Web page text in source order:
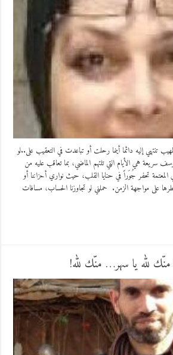
تنتهي إليه دائما أينما رحلت أو تباعدت في التعقيب على..لو
سريعة هي الأيام التي تلتهم الماضي، بما تعاقب عليه من
المعتمة تحفر جُوَراً في حنايا القلب، حيث نواري أحزاننا أو
على مواجهة الزمن. حملني لو تجاوزنا الحساب، مسافات
منّك لله يا سهر… منّك لله!